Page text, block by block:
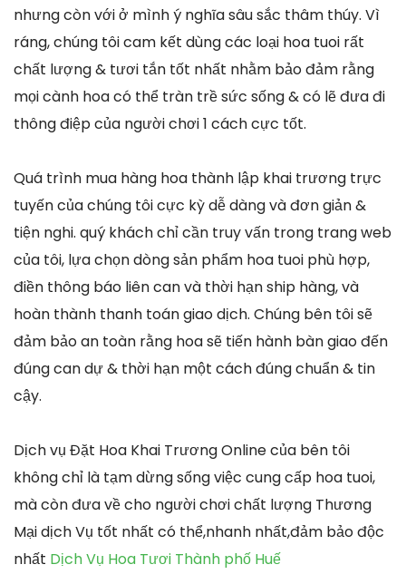
nhưng còn với ở mình ý nghĩa sâu sắc thâm thúy. Vì
ráng, chúng tôi cam kết dùng các loại hoa tuoi rất
chất lượng & tươi tắn tốt nhất nhằm bảo đảm rằng
mọi cành hoa có thể tràn trề sức sống & có lẽ đưa đi
thông điệp của người chơi 1 cách cực tốt.
Quá trình mua hàng hoa thành lập khai trương trực
tuyến của chúng tôi cực kỳ dễ dàng và đơn giản &
tiện nghi. quý khách chỉ cần truy vấn trong trang web
của tôi, lựa chọn dòng sản phẩm hoa tuoi phù hợp,
điền thông báo liên can và thời hạn ship hàng, và
hoàn thành thanh toán giao dịch. Chúng bên tôi sẽ
đảm bảo an toàn rằng hoa sẽ tiến hành bàn giao đến
đúng can dự & thời hạn một cách đúng chuẩn & tin
cậy.
Dịch vụ Đặt Hoa Khai Trương Online của bên tôi
không chỉ là tạm dừng sống việc cung cấp hoa tuoi,
mà còn đưa về cho người chơi chất lượng Thương
Mại dịch Vụ tốt nhất có thể,nhanh nhất,đảm bảo độc
nhất Dịch Vụ Hoa Tươi Thành phố Huế